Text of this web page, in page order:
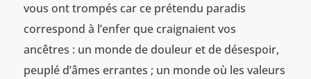
vous ont trompés car ce prétendu paradis
correspond à l’enfer que craignaient vos
ancêtres : un monde de douleur et de désespoir,
peuplé d’âmes errantes ; un monde où les valeurs